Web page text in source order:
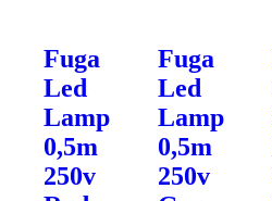
Fuga
Led
Lamp
0,5m
250v
Fuga
Led
Lamp
0,5m
250v